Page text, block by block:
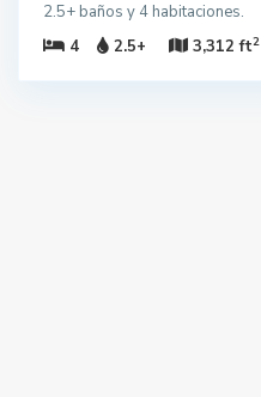
2.5+ baños y 4 habitaciones.
4
2.5+ 3,312 ft2